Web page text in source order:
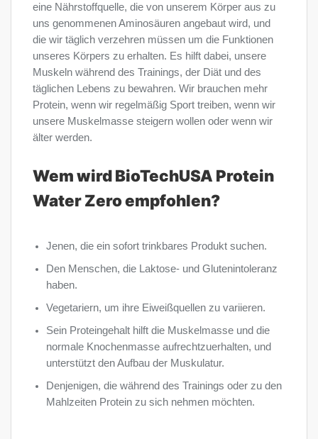
eine Nährstoffquelle, die von unserem Körper aus zu
uns genommenen Aminosäuren angebaut wird, und
die wir täglich verzehren müssen um die Funktionen
unseres Körpers zu erhalten. Es hilft dabei, unsere
Muskeln während des Trainings, der Diät und des
täglichen Lebens zu bewahren. Wir brauchen mehr
Protein, wenn wir regelmäßig Sport treiben, wenn wir
unsere Muskelmasse steigern wollen oder wenn wir
älter werden.
Wem wird BioTechUSA Protein
Water Zero empfohlen?
Jenen, die ein sofort trinkbares Produkt suchen.
Den Menschen, die Laktose- und Glutenintoleranz
haben.
Vegetariern, um ihre Eiweißquellen zu variieren.
Sein Proteingehalt hilft die Muskelmasse und die
normale Knochenmasse aufrechtzuerhalten, und
unterstützt den Aufbau der Muskulatur.
Denjenigen, die während des Trainings oder zu den
Mahlzeiten Protein zu sich nehmen möchten.